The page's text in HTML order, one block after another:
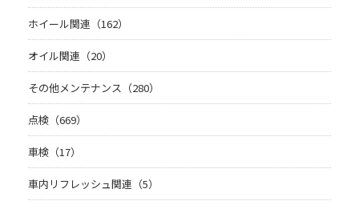
ホイール関連（162）
オイル関連（20）
その他メンテナンス（280）
点検（669）
車検（17）
車内リフレッシュ関連（5）